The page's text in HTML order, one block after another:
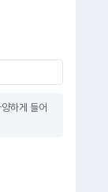
하게 들어